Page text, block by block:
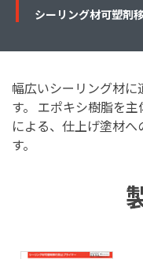
シーリング材可塑剤
幅広いシーリング材に
す。 エポキシ樹脂を
による、仕上げ塗材
す。